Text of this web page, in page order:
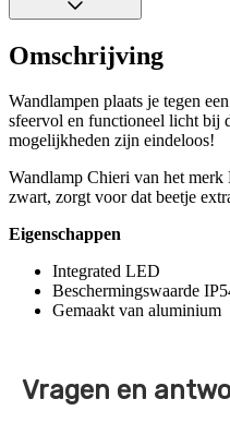
Omschrijving
Wandlampen plaats je tegen
sfeervol en functioneel licht bij
mogelijkheden zijn eindeloos!
Wandlamp Chieri van het
zwart, zorgt voor dat beetje
Eigenschappen
Integrated LED
Beschermingswaarde
Gemaakt van aluminium
Vragen en